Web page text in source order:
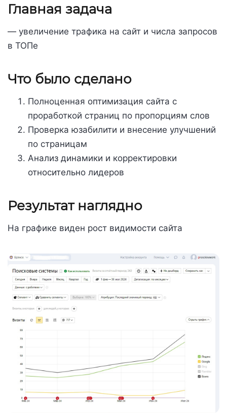
Главная задача
— увеличение трафика на сайт и числа запросов
в ТОПе
Что было сделано
Полноценная оптимизация сайта с
проработкой страниц по пропорциям слов
Проверка юзабилити и внесение улучшений
по страницам
Анализ динамики и корректировки
относительно лидеров
Результат наглядно
На графике виден рост видимости сайта